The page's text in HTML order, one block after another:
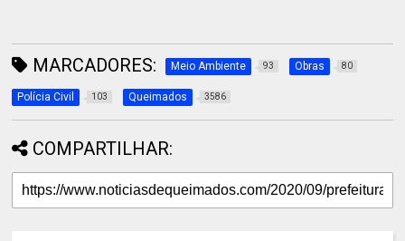
MARCADORES: Meio Ambiente 93 Obras 80
Polícia Civil 103 Queimados 3586
COMPARTILHAR: